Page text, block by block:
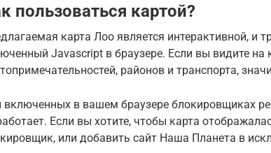
пользоваться картой?
карта Лоо является интерактивной, и
Javascript в браузере. Если вы видите на
районов и транспорта,
включенных в вашем браузере блокировщиках
Если вы хотите, чтобы карта
или добавить сайт Наша Планета в